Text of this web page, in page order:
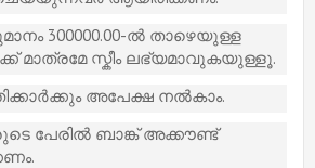
300000.00-ൽ താഴെയുള്ള
മാത്രമേ സ്കീം ലഭ്യമാവുകയുള്ളൂ.
അപേക്ഷ നൽകാം.
പേരിൽ ബാങ്ക് അക്കൗണ്ട്